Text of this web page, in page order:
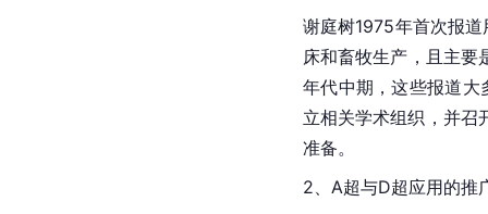
谢庭树1975年首次报
床和畜牧生产，且主要
年代中期，这些报道
立相关学术组织，并召
准备。
2、A超与D超应用的推